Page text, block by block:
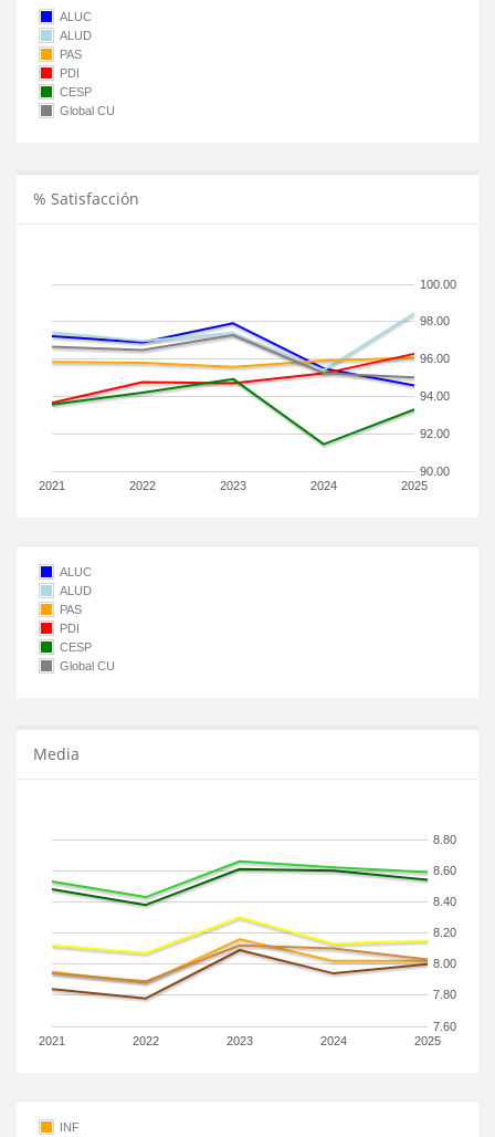
ALUC
ALUD
PAS
PDI
CESP
Global CU
% Satisfacción
2021 2022 2023 2024 2025
90.00
92.00
94.00
96.00
98.00
100.00
ALUC
ALUD
PAS
PDI
CESP
Global CU
Media
2021 2022 2023 2024 2025
7.60
7.80
8.00
8.20
8.40
8.60
8.80
INF